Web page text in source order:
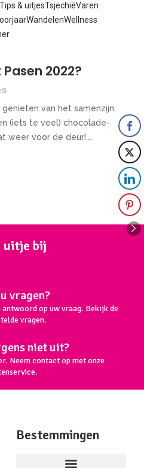
Tips & uitjesTsjechiëVaren
WandelenWellness
2022?
van het samenzijn,
(iets te veel) chocolade-
weer voor de deur!...
uitje bij
vragen?
antwoord op uw vraag. Bekijk de
vragen.
niet uit?
Neem contact op met onze
Bestemmingen